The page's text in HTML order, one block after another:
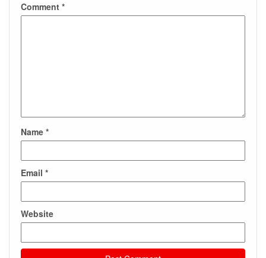
Comment *
Name *
Email *
Website